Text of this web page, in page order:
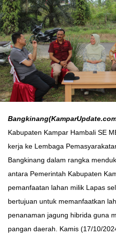
Kabupaten Kampar Hambali SE
kerja ke Lembaga
Bangkinang dalam rangka
antara Pemerintah Kabupaten
pemanfaatan lahan milik Lapas
bertujuan untuk memanfaatkan
penanaman jagung hibrida guna
pangan daerah. Kamis (17/10/